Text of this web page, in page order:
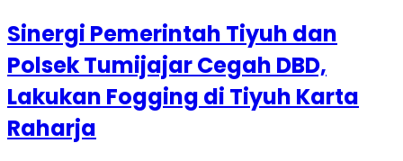
Sinergi Pemerintah Tiyuh dan
Polsek Tumijajar Cegah DBD,
Lakukan Fogging di Tiyuh Karta
Raharja